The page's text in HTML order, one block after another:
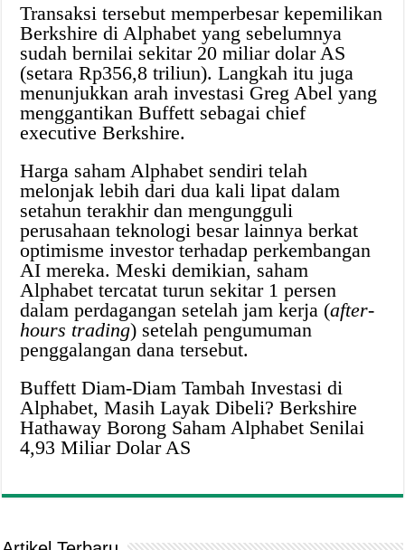
Transaksi tersebut memperbesar kepemilikan
Berkshire di Alphabet yang sebelumnya
sudah bernilai sekitar 20 miliar dolar AS
(setara Rp356,8 triliun). Langkah itu juga
menunjukkan arah investasi Greg Abel yang
menggantikan Buffett sebagai chief
executive Berkshire.
Harga saham Alphabet sendiri telah
melonjak lebih dari dua kali lipat dalam
setahun terakhir dan mengungguli
perusahaan teknologi besar lainnya berkat
optimisme investor terhadap perkembangan
AI mereka. Meski demikian, saham
Alphabet tercatat turun sekitar 1 persen
dalam perdagangan setelah jam kerja (after-
hours trading) setelah pengumuman
penggalangan dana tersebut.
Buffett Diam-Diam Tambah Investasi di
Alphabet, Masih Layak Dibeli? Berkshire
Hathaway Borong Saham Alphabet Senilai
4,93 Miliar Dolar AS